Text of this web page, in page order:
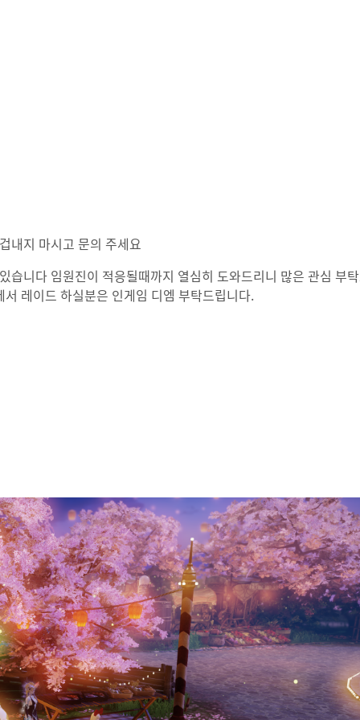
내지 마시고 문의 주세요
니다 임원진이 적응될때까지 열심히 도와드리니 많은 관심 부
레이드 하실분은 인게임 디엠 부탁드립니다.